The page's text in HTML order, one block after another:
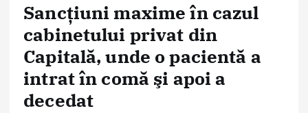
Sancţiuni maxime în cazul
cabinetului privat din
Capitală, unde o pacientă a
intrat în comă şi apoi a
decedat